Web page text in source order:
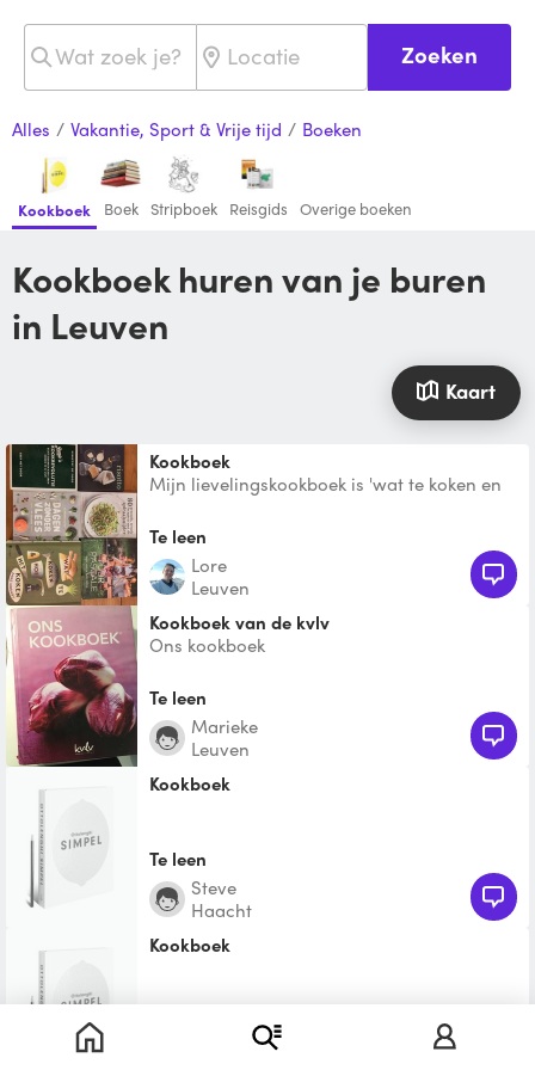
Zoeken
Alles / Vakantie, Sport & Vrije tijd / Boeken
Kookboek Boek Stripboek Reisgids Overige boeken
Kookboek huren van je buren
in Leuven
Kaart
Kookboek
Mijn lievelingskookboek is 'wat te koken en
van de verschi
Te leen
Lore
Leuven
kookboek van de kvlv
Ons kookboek
Te leen
Marieke
Leuven
Kookboek
Te leen
Steve
Haacht
Kookboek